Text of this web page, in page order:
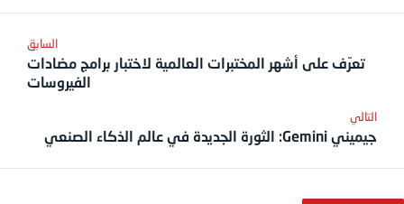
تعرّف على أشهر المختبرات العالمية لاختبار برامج مضادات
الفيروسات
جيميني Gemini: الثورة الجديدة في عالم الذكاء الصنعي